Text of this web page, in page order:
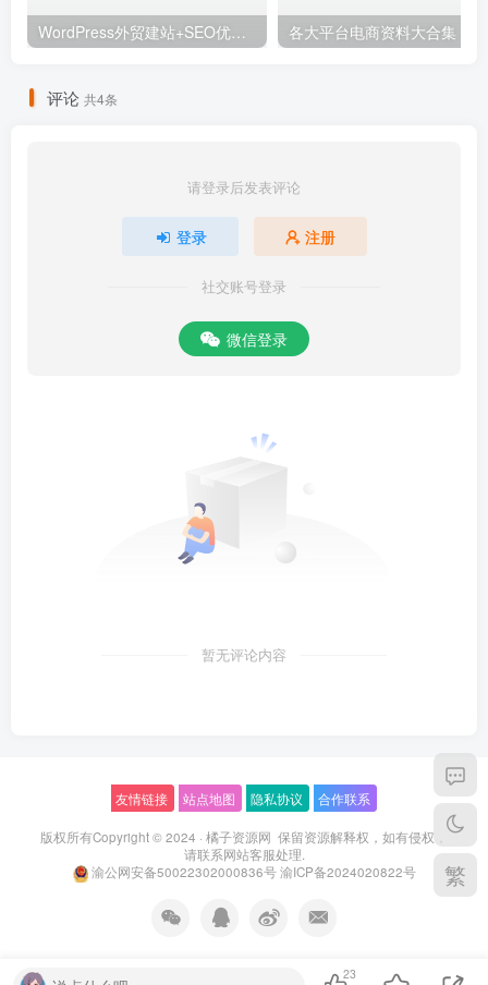
WordPress外贸建站+SEO优化课程【教程，工具，流程】
评论 共4条
请登录后发表评论
登录 注册
社交账号登录
微信登录
暂无评论内容
友情链接 站点地图 隐私协议 合作联系
版权所有Copyright © 2024 · 橘子资源网 保留资源解释权，如有侵权，
请联系网站客服处理.
渝公网安备50022302000836号 渝ICP备2024020822号 繁
23